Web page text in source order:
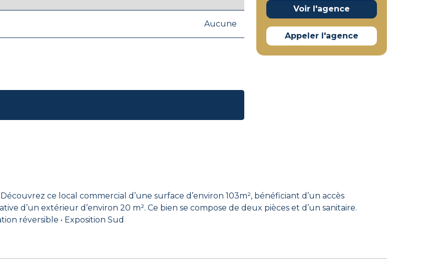
Aucune
Voir l'agence
Appeler l'agence
ce local commercial d’une surface d’environ 103m², bénéficiant d’un accès
m². Ce bien se compose de deux pièces et d’un sanitaire.
Prestations : • Accès indépendant • Climatisation réversible • Exposition Sud